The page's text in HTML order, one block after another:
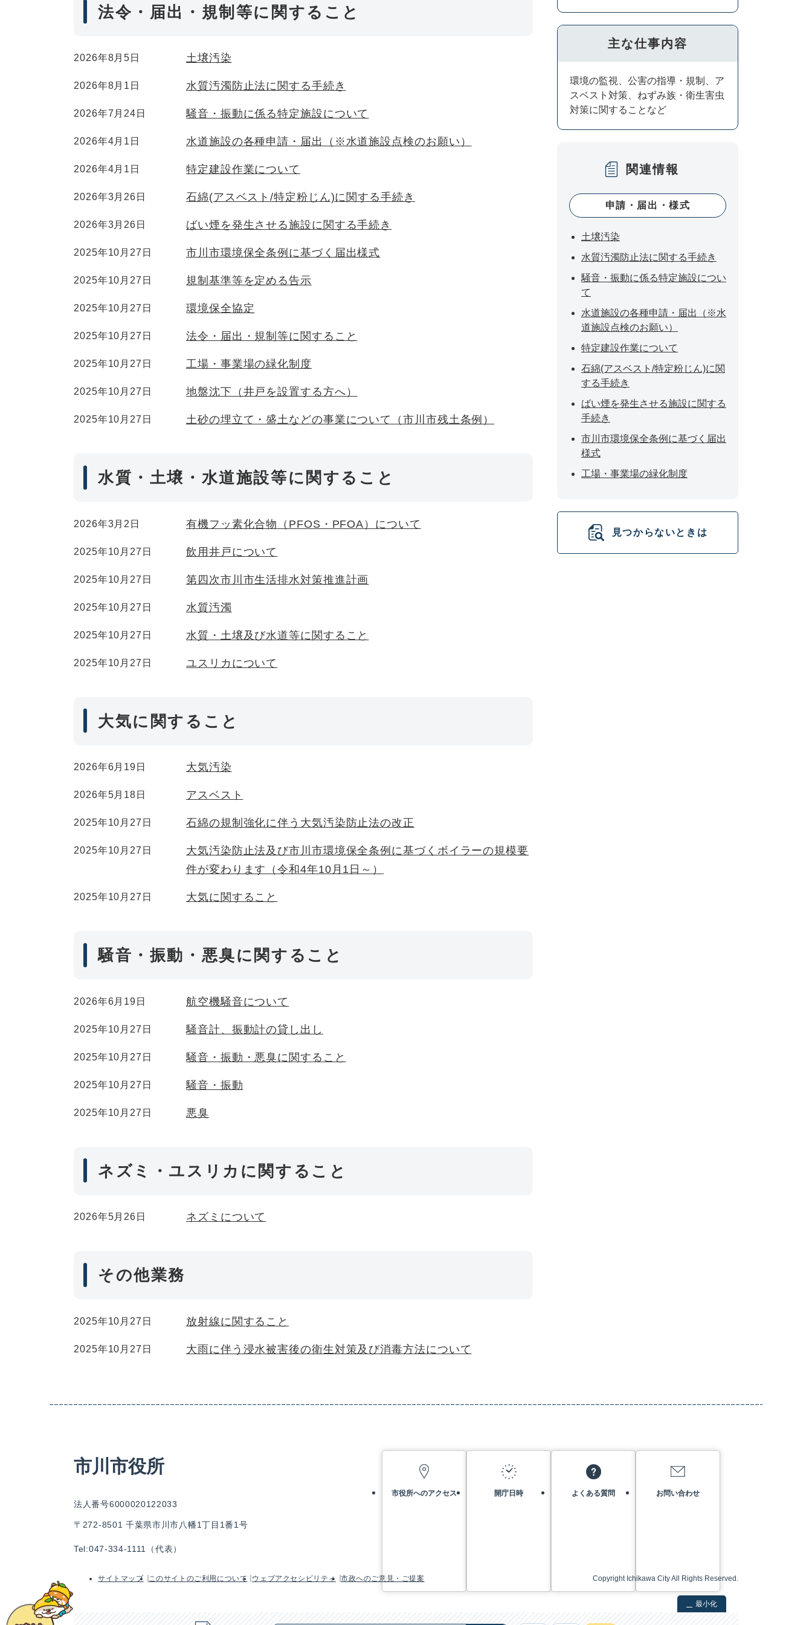
法令・届出・規制等に関すること
2026年8月5日 土壌汚染
2026年8月1日 水質汚濁防止法に関する手続き
2026年7月24日 騒音・振動に係る特定施設について
2026年4月1日 水道施設の各種申請・届出（※水道施設点検のお願い）
2026年4月1日 特定建設作業について
2026年3月26日 石綿(アスベスト/特定粉じん)に関する手続き
2026年3月26日 ばい煙を発生させる施設に関する手続き
2025年10月27日 市川市環境保全条例に基づく届出様式
2025年10月27日 規制基準等を定める告示
2025年10月27日 環境保全協定
2025年10月27日 法令・届出・規制等に関すること
2025年10月27日 工場・事業場の緑化制度
2025年10月27日 地盤沈下（井戸を設置する方へ）
2025年10月27日 土砂の埋立て・盛土などの事業について（市川市残土条例）
水質・土壌・水道施設等に関すること
2026年3月2日 有機フッ素化合物（PFOS・PFOA）について
2025年10月27日 飲用井戸について
2025年10月27日 第四次市川市生活排水対策推進計画
2025年10月27日 水質汚濁
2025年10月27日 水質・土壌及び水道等に関すること
2025年10月27日 ユスリカについて
大気に関すること
2026年6月19日 大気汚染
2026年5月18日 アスベスト
2025年10月27日 石綿の規制強化に伴う大気汚染防止法の改正
2025年10月27日
大気汚染防止法及び市川市環境保全条例に基づくボイラーの規模要
件が変わります（令和4年10月1日～）
2025年10月27日 大気に関すること
騒音・振動・悪臭に関すること
2026年6月19日 航空機騒音について
2025年10月27日 騒音計、振動計の貸し出し
2025年10月27日 騒音・振動・悪臭に関すること
2025年10月27日 騒音・振動
2025年10月27日 悪臭
ネズミ・ユスリカに関すること
2026年5月26日 ネズミについて
その他業務
2025年10月27日 放射線に関すること
2025年10月27日 大雨に伴う浸水被害後の衛生対策及び消毒方法について
主な仕事内容
環境の監視、公害の指導・規制、ア
スベスト対策、ねずみ族・衛生害虫
対策に関することなど
関連情報
申請・届出・様式
土壌汚染
水質汚濁防止法に関する手続き
騒音・振動に係る特定施設につい
て
水道施設の各種申請・届出（※水
道施設点検のお願い）
特定建設作業について
石綿(アスベスト/特定粉じん)に関
する手続き
ばい煙を発生させる施設に関する
手続き
市川市環境保全条例に基づく届出
様式
工場・事業場の緑化制度
見つからないときは
市川市役所
法人番号6000020122033
〒272-8501 千葉県市川市八幡1丁目1番1号
Tel:047-334-1111（代表）
市役所へのアクセス 開庁日時 よくある質問 お問い合わせ
サイトマップ このサイトのご利用について ウェブアクセシビリティ 市政へのご意見・ご提案 Copyright Ichikawa City All Rights Reserved.
最小化